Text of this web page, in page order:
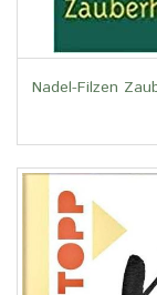
Nadel-Filzen